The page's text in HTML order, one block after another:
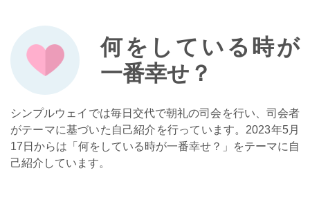
何をしている時が
一番幸せ？
シンプルウェイでは毎日交代で朝礼の司会を行い、司会者
がテーマに基づいた自己紹介を行っています。2023年5月
17日からは「何をしている時が一番幸せ？」をテーマに自
己紹介しています。